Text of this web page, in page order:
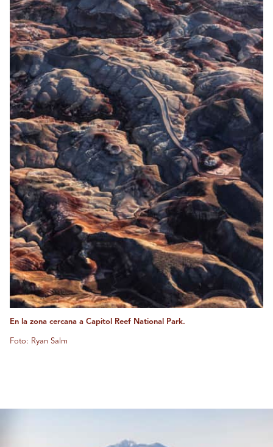
En la zona cercana a Capitol Reef National Park.
Foto: Ryan Salm